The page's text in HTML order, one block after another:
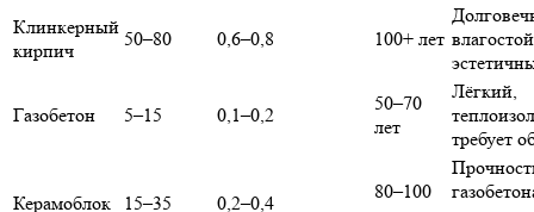
Клинкерный
кирпич
50–80 0,6–0,8 100+ лет
Газобетон 5–15 0,1–0,2
50–70
лет
Лёгкий,
требует
Керамоблок 15–35 0,2–0,4
80–100